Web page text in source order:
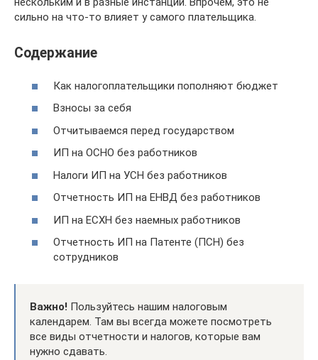
сильно на что-то влияет у самого плательщика.
Содержание
Как налогоплательщики пополняют бюджет
Взносы за себя
Отчитываемся перед государством
ИП на ОСНО без работников
Налоги ИП на УСН без работников
Отчетность ИП на ЕНВД без работников
ИП на ЕСХН без наемных работников
Отчетность ИП на Патенте (ПСН) без
сотрудников
Важно! Пользуйтесь нашим налоговым
календарем. Там вы всегда можете посмотреть
все виды отчетности и налогов, которые вам
нужно сдавать.